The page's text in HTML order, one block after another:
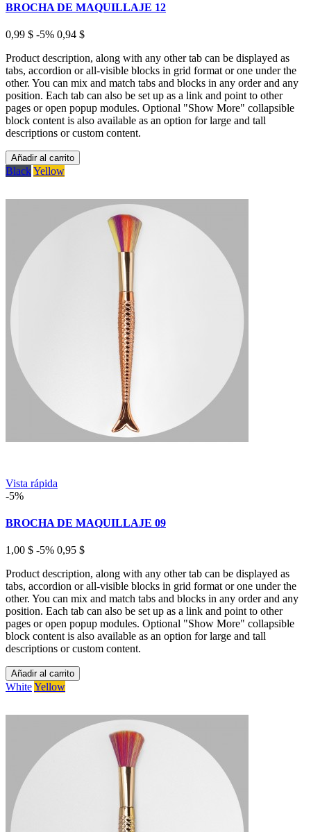
BROCHA DE MAQUILLAJE 12
0,99 $ -5% 0,94 $
Product description, along with any other tab can be displayed as
tabs, accordion or all-visible blocks in grid format or one under the
other. You can mix and match tabs and blocks in any order and any
position. Each tab can also be set up as a link and point to other
pages or open popup modules. Optional "Show More" collapsible
block content is also available as an option for large and tall
descriptions or custom content.
Añadir al carrito
BlackYellow
Vista rápida
-5%
BROCHA DE MAQUILLAJE 09
1,00 $ -5% 0,95 $
Product description, along with any other tab can be displayed as
tabs, accordion or all-visible blocks in grid format or one under the
other. You can mix and match tabs and blocks in any order and any
position. Each tab can also be set up as a link and point to other
pages or open popup modules. Optional "Show More" collapsible
block content is also available as an option for large and tall
descriptions or custom content.
Añadir al carrito
WhiteYellow